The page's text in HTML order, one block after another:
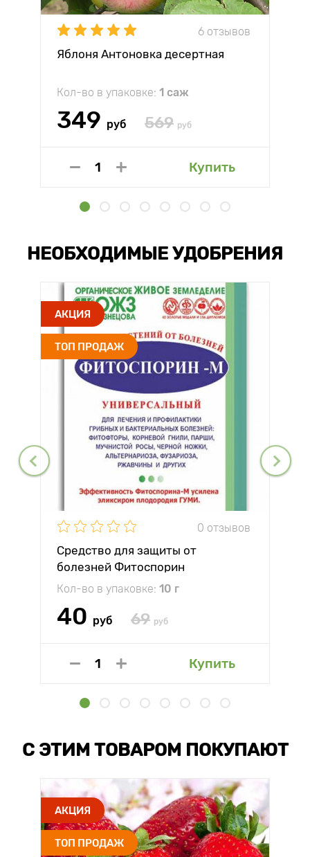
6 отзывов
Яблоня Антоновка десертная
Кол-во в упаковке: 1 саж
349 руб 569 руб
Купить
НЕОБХОДИМЫЕ УДОБРЕНИЯ
АКЦИЯ
ТОП ПРОДАЖ
0 отзывов
Средство для защиты от
болезней Фитоспорин
Кол-во в упаковке: 10 г
40 руб 69 руб
Купить
С ЭТИМ ТОВАРОМ ПОКУПАЮТ
АКЦИЯ
ТОП ПРОДАЖ